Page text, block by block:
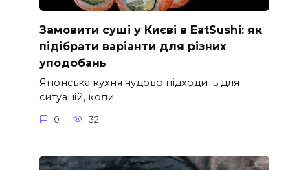
Замовити суші у Києві в EatSushi: як
підібрати варіанти для різних
уподобань
Японська кухня чудово підходить для
ситуацій, коли
0 32